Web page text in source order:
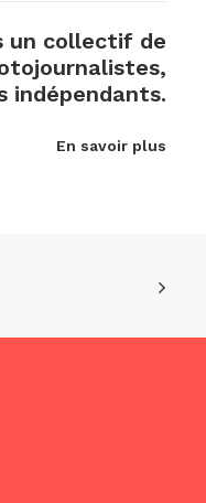
un collectif de
indépendants.
En savoir plus